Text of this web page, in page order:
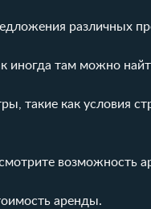
различных
иногда там можно
такие как условия
возможность
аренды.